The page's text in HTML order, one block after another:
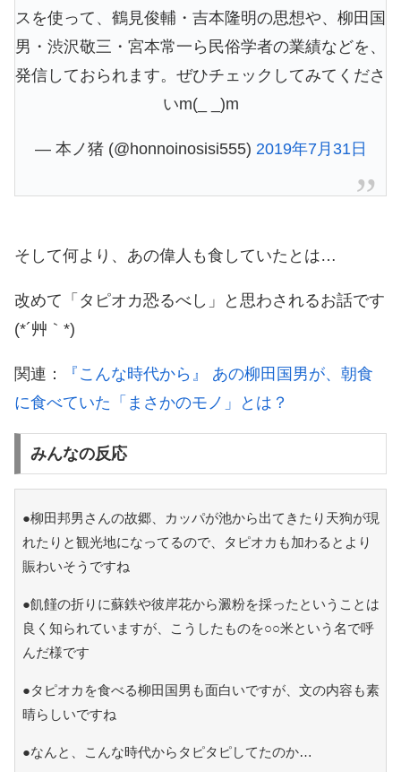
スを使って、鶴見俊輔・吉本隆明の思想や、柳田国
男・渋沢敬三・宮本常一ら民俗学者の業績などを、
発信しておられます。ぜひチェックしてみてくださ
いm(_ _)m
— 本ノ猪 (@honnoinosisi555) 2019年7月31日
そして何より、あの偉人も食していたとは…
改めて「タピオカ恐るべし」と思わされるお話です
(*´艸｀*)
関連：
『こんな時代から』 あの柳田国男が、朝食
に食べていた「まさかのモノ」とは？
みんなの反応
●柳田邦男さんの故郷、カッパが池から出てきたり天狗が現
れたりと観光地になってるので、タピオカも加わるとより
賑わいそうですね
●飢饉の折りに蘇鉄や彼岸花から澱粉を採ったということは
良く知られていますが、こうしたものを○○米という名で呼
んだ様です
●タピオカを食べる柳田国男も面白いですが、文の内容も素
晴らしいですね
●なんと、こんな時代からタピタピしてたのか…